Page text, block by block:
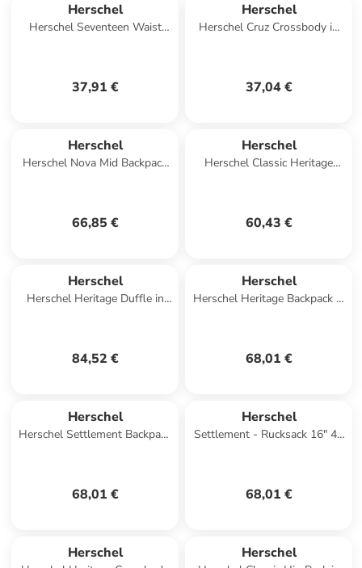
Herschel
Herschel Seventeen Waist
37,91 €
Herschel
Herschel Cruz Crossbody in
37,04 €
Herschel
Herschel Nova Mid Backpack
66,85 €
Herschel
Herschel Classic Heritage
60,43 €
Herschel
Herschel Heritage Duffle in
84,52 €
Herschel
Herschel Heritage Backpack in
68,01 €
Herschel
Herschel Settlement Backpack
68,01 €
Herschel
Settlement - Rucksack 16" 43
68,01 €
Herschel Herschel